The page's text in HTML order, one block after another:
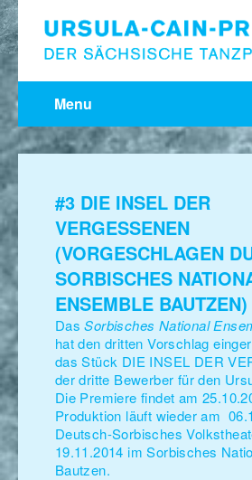
Menu
#3 DIE INSEL DER
VERGESSENEN
(VORGESCHLAGEN
SORBISCHES
ENSEMBLE BAUTZEN)
DasSorbisches National
hat den dritten Vorschlag
das Stück DIE INSEL DER
der dritte Bewerber für den
Die Premiere findet am
Produktion läuft wieder am
Deutsch-Sorbisches
19.11.2014 im Sorbisches
Bautzen.